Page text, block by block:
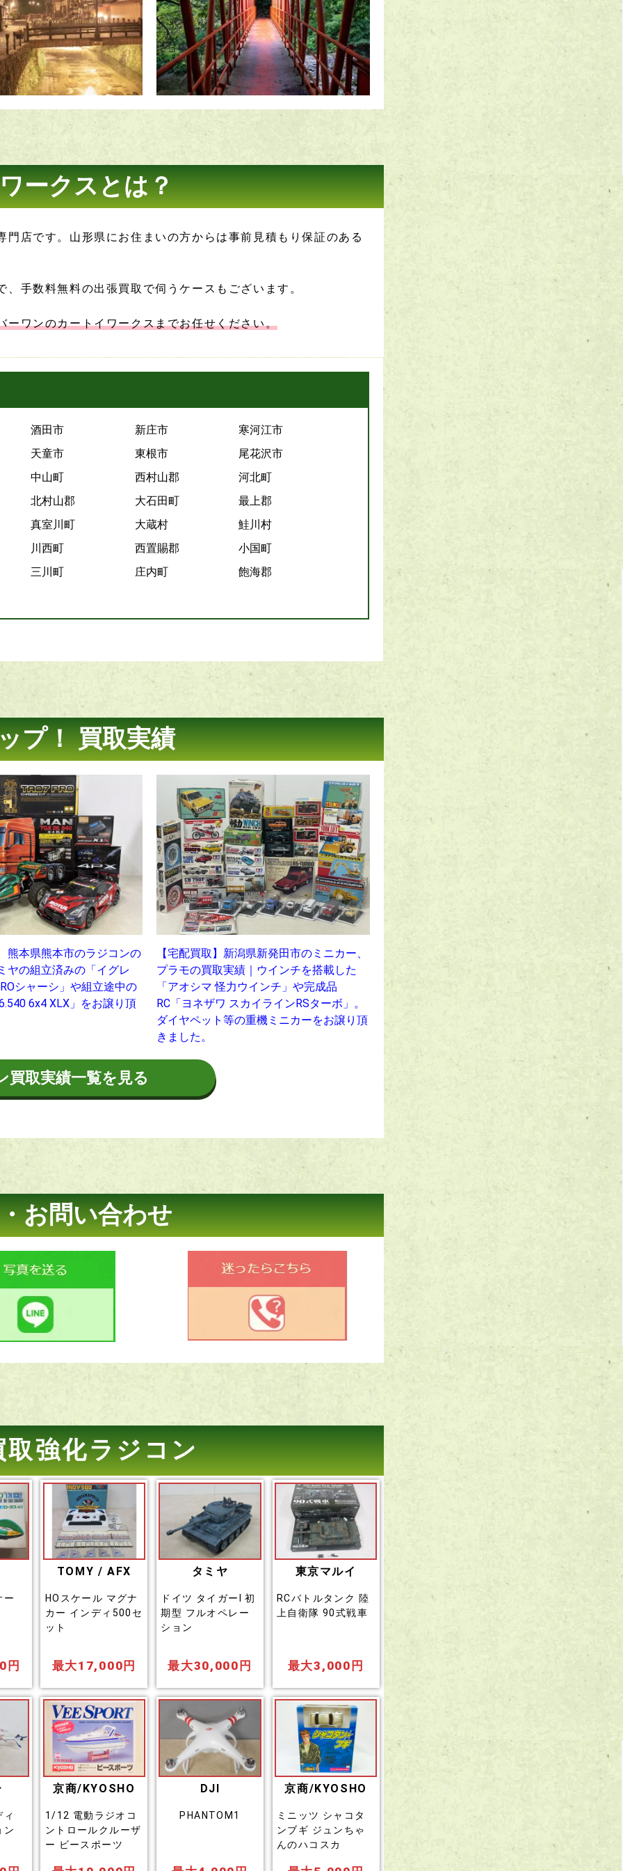
ークスとは？
店です。山形県にお住まいの方からは事前見積もり保証のある
手数料無料の出張買取で伺うケースもございます。
ワンのカートイワークスまでお任せください。
酒田市 新庄市
寒河江市
天童市
東根市
尾花沢市
中山町
西村山郡
河北町
北村山郡
大石田町
最上郡
真室川町
大蔵村
鮭川村
川西町
西置賜郡
小国町
三川町
庄内町 飽海郡
プ！ 買取実績
本県熊本市のラジコンの
ヤの組立済みの「イグレ
シャーシ」や組立途中の
6x4 XLX」をお譲り頂
【宅配買取】新潟県新発田市のミニカー、
プラモの買取実績｜ウインチを搭載した
「アオシマ 怪力ウインチ」や完成品
RC「ヨネザワ スカイラインRSターボ」。
ダイヤペット等の重機ミニカーをお譲り頂
きました。
買取実績一覧を見る
お問い合わせ
取強化ラジコン
ー
円
TOMY / AFX
HOスケール マグナ
カー インディ500セ
ット
最大17,000円
タミヤ
ドイツ タイガーI 初
期型 フルオペレー
ション
最大30,000円
東京マルイ
RCバトルタンク 陸
上自衛隊 90式戦車
最大3,000円
ン
京商/KYOSHO
1/12 電動ラジオコ
ントロールクルーザ
ー ビースポーツ
DJI
PHANTOM1
京商/KYOSHO
ミニッツ シャコタ
ンブギ ジュンちゃ
んのハコスカ